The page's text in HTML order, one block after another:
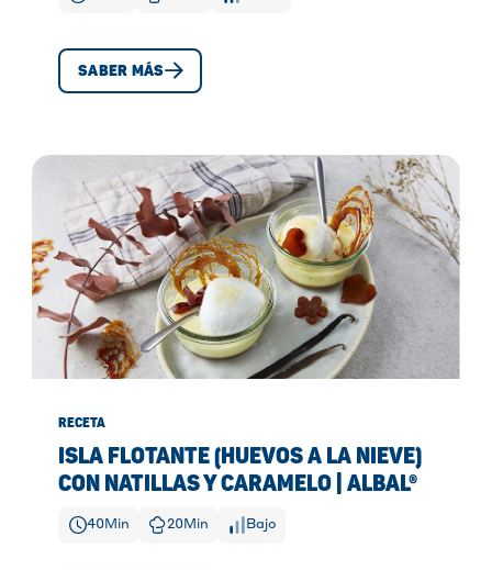
SABER MÁS
RECETA
ISLA FLOTANTE (HUEVOS A LA NIEVE)
CON NATILLAS Y CARAMELO | ALBAL®
40Min 20Min Bajo